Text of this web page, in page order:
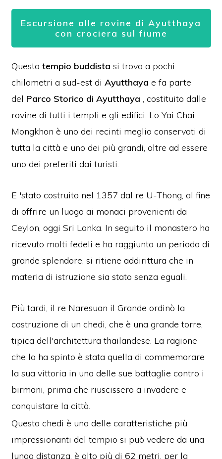
Escursione alle rovine di Ayutthaya
con crociera sul fiume
Questotempio buddista si trova a pochi
chilometri a sud-est diAyutthaya e fa parte
del Parco Storico di Ayutthaya , costituito dalle
rovine di tutti i templi e gli edifici. Lo Yai Chai
Mongkhon è uno dei recinti meglio conservati di
tutta la città e uno dei più grandi, oltre ad essere
uno dei preferiti dai turisti.
E 'stato costruito nel 1357 dal re U-Thong, al fine
di offrire un luogo ai monaci provenienti da
Ceylon, oggi Sri Lanka. In seguito il monastero ha
ricevuto molti fedeli e ha raggiunto un periodo di
grande splendore, si ritiene addirittura che in
materia di istruzione sia stato senza eguali.
Più tardi, il re Naresuan il Grande ordinò la
costruzione di un chedi, che è una grande torre,
tipica dell'architettura thailandese. La ragione
che lo ha spinto è stata quella di commemorare
la sua vittoria in una delle sue battaglie contro i
birmani, prima che riuscissero a invadere e
conquistare la città.
Questo chedi è una delle caratteristiche più
impressionanti del tempio si può vedere da una
lunga distanza, è alto più di 62 metri, per la